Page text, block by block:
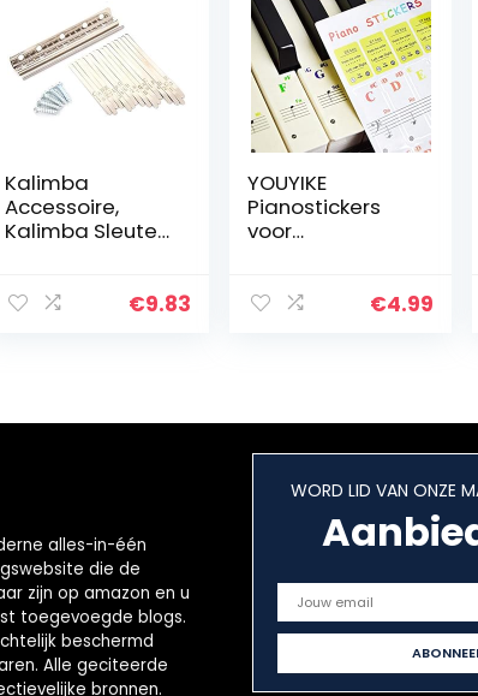
Kalimba
Accessoire,
Kalimba Sleutel,
Muzikale Sleutel
€9.83
YOUYIKE
Pianostickers
voor
vergemakkelijkt
perfect voor
kinderen en
(kleurrijk)
€4.99
alles-in-één
die de
zijn op amazon en u
toegevoegde blogs.
beschermd
Alle geciteerde
bronnen.
WORD LID VAN ONZE